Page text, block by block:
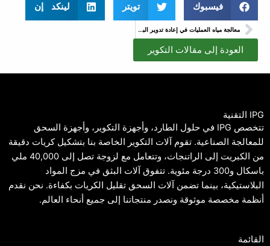
فيسبوك تويتر لينكد إن
السابق معالجة مياه العمليات في إعادة تدوير البلاستيك: الأحمال، وتصميم الدائرة، ومسارات التصريف
العودة إلى مقالات التكوير
IPG التقنية
تتخصص IPG في حلول الطارد، وأجهزة التكوير، وأجهزة السحق
للمعالجة الصناعية. تقوم آلات التكوير الخاصة بنا بتشكيل كريات دقيقة
من الكبريت إلى الراتنجات، وتتعامل مع لزوجة تصل إلى 40,000 ملي
باسكال و300 درجة مئوية. تتفوق آلات البثق في مزج المواد
البلاستيكية، بينما تضمن آلات السحق تقليل الكريات بكفاءة. نحن نقدم
أنظمة مخصصة موثوقة ونصدر منتجاتنا إلى جميع أنحاء العالم.
القائمة